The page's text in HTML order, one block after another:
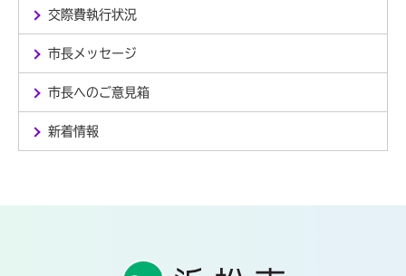
交際費執行状況
市長メッセージ
市長へのご意見箱
新着情報